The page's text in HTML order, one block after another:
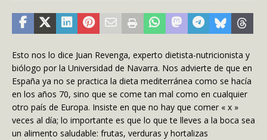
Esto nos lo dice Juan Revenga, experto dietista-nutricionista y
biólogo por la Universidad de Navarra. Nos advierte de que en
España ya no se practica la dieta mediterránea como se hacía
en los años 70, sino que se come tan mal como en cualquier
otro país de Europa. Insiste en que no hay que comer « x »
veces al día; lo importante es que lo que te lleves a la boca sea
un alimento saludable: frutas, verduras y hortalizas